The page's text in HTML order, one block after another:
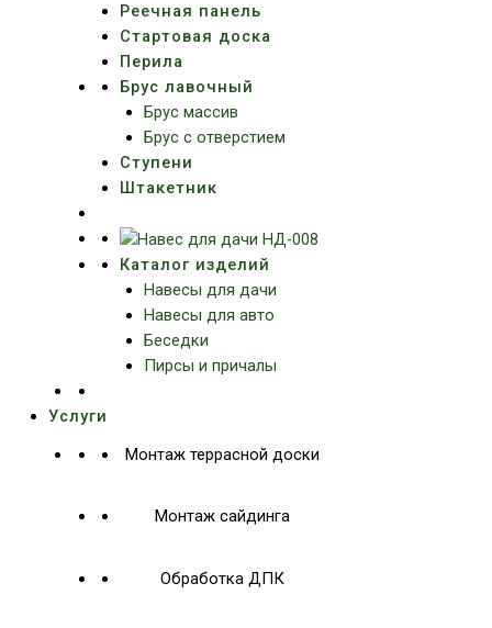
Реечная панель
Стартовая доска
Перила
Брус лавочный
Брус массив
Брус с отверстием
Ступени
Штакетник
Каталог изделий
Навесы для дачи
Навесы для авто
Беседки
Пирсы и причалы
Услуги
Монтаж террасной доски
Монтаж сайдинга
Обработка ДПК